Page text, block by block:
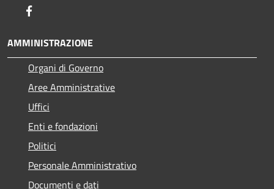
AMMINISTRAZIONE
Organi di Governo
Aree Amministrative
Uffici
Enti e fondazioni
Politici
Personale Amministrativo
Documenti e dati